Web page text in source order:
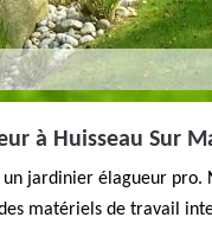
à Huisseau Sur
jardinier élagueur pro.
matériels de travail